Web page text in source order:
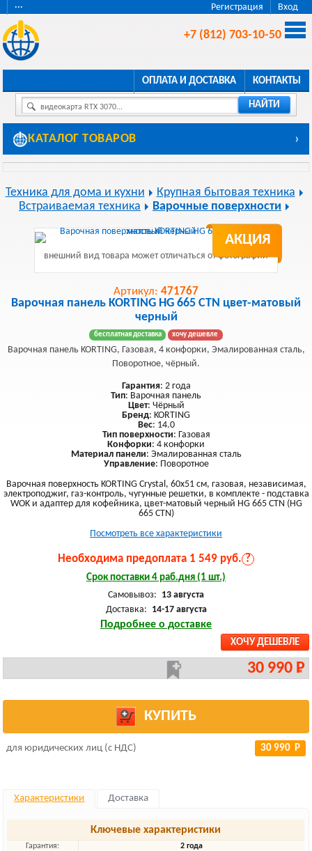
Регистрация Вход
···
+7 (812) 703-10-50
ОПЛАТА И ДОСТАВКА КОНТАКТЫ
видеокарта RTX 3070... НАЙТИ
КАТАЛОГ ТОВАРОВ ›
Техника для дома и кухни
Крупная бытовая техника
Встраиваемая техника
Варочные поверхности
АКЦИЯ
внешний вид товара может отличаться от фотографии
Артикул: 471767
Варочная панель KORTING HG 665 CTN цвет-матовый
черный
бесплатная доставка хочу дешевле
Варочная панель KORTING, Газовая, 4 конфорки, Эмалированная сталь,
Поворотное, чёрный.
Гарантия: 2 года
Тип: Варочная панель
Цвет: Чёрный
Бренд: KORTING
Вес: 14.0
Тип поверхности: Газовая
Конфорки: 4 конфорки
Материал панели: Эмалированная сталь
Управление: Поворотное
Варочная поверхность KORTING Crystal, 60x51 см, газовая, независимая,
электроподжиг, газ-контроль, чугунные решетки, в комплекте - подставка
WOK и адаптер для кофейника, цвет-матовый черный HG 665 CTN (HG
665 CTN)
Посмотреть все характеристики
Необходима предоплата 1 549 руб. ?
Срок поставки 4 раб.дня (1 шт.)
Самовывоз: 13 августа
Доставка: 14-17 августа
Подробнее о доставке
ХОЧУ ДЕШЕВЛЕ
30 990 Р
КУПИТЬ
для юридических лиц (с НДС) 30 990 Р
Характеристики Доставка
Ключевые характеристики
Гарантия:
2 года